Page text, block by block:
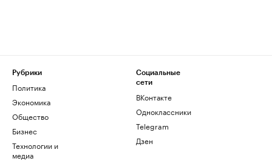
Рубрики
Политика
Экономика
Общество
Бизнес
Технологии и
медиа
Социальные
сети
ВКонтакте
Одноклассники
Telegram
Дзен